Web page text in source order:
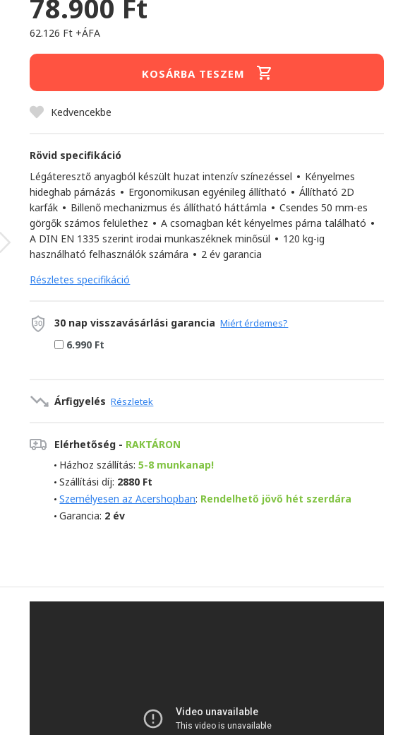
78.900 Ft
62.126 Ft +ÁFA
KOSÁRBA TESZEM
Kedvencekbe
Rövid specifikáció
Légáteresztő anyagból készült huzat intenzív színezéssel • Kényelmes
hideghab párnázás • Ergonomikusan egyénileg állítható • Állítható 2D
karfák • Billenő mechanizmus és állítható háttámla • Csendes 50 mm-es
görgők számos felülethez • A csomagban két kényelmes párna található •
A DIN EN 1335 szerint irodai munkaszéknek minősül • 120 kg-ig
használható felhasználók számára • 2 év garancia
Részletes specifikáció
30 nap visszavásárlási garancia Miért érdemes?
6.990 Ft
Árfigyelés Részletek
Elérhetőség - RAKTÁRON
Házhoz szállítás:5-8 munkanap!
Szállítási díj: 2880 Ft
Személyesen az Acershopban: Rendelhető jövő hét szerdára
Garancia: 2 év